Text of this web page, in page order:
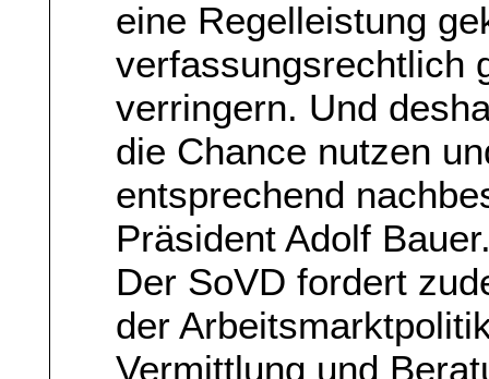
eine Regelleistung
verfassungsrechtlich
verringern. Und
die Chance nutzen
entsprechend
Präsident Adolf
Der SoVD fordert
der
Vermittlung und